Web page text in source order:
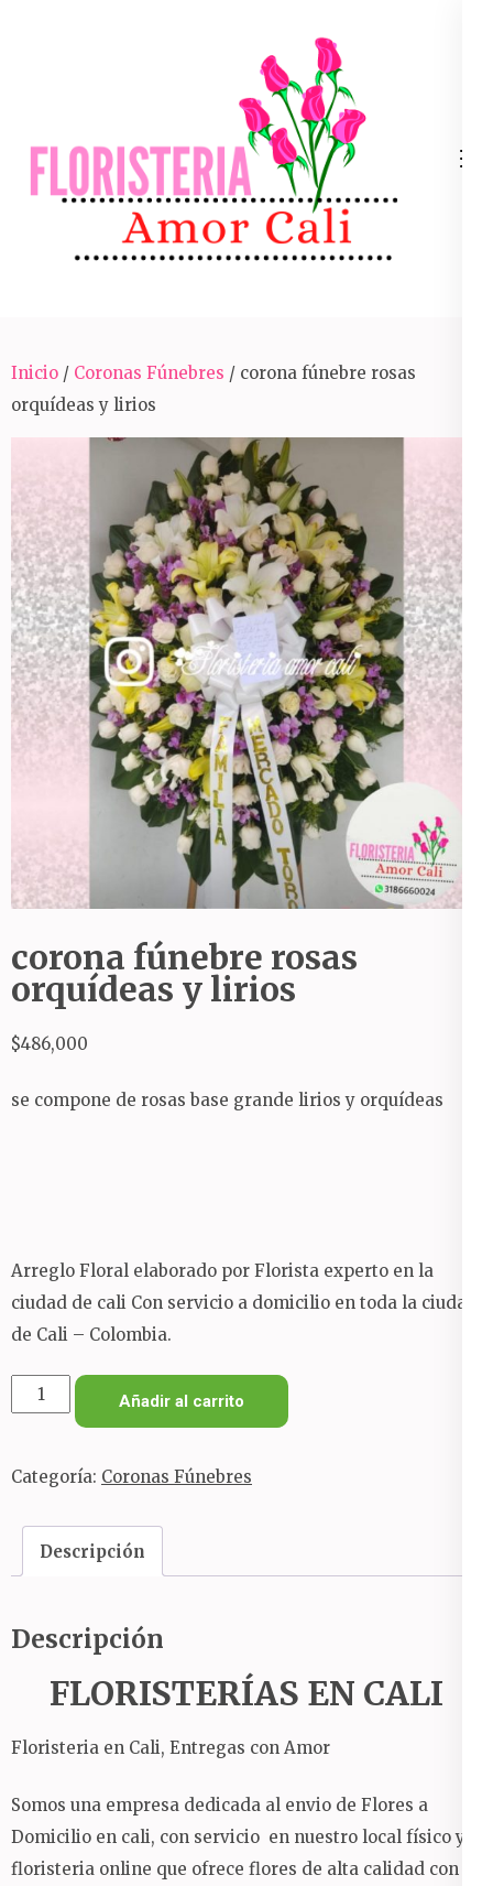
Enter)
Inicio / Coronas Fúnebres / corona fúnebre rosas
orquídeas y lirios
corona fúnebre rosas
orquídeas y lirios
$486,000
se compone de rosas base grande lirios y orquídeas
Arreglo Floral elaborado por Florista experto en la
ciudad de cali Con servicio a domicilio en toda la ciudad
de Cali – Colombia.
corona
orquídeas
lirios
cantidad
Añadir al carrito
Categoría: Coronas Fúnebres
Descripción
Descripción
FLORISTERÍAS EN CALI
Floristeria en Cali, Entregas con Amor
Somos una empresa dedicada al envio de Flores a
Domicilio en cali, con servicio en nuestro local físico y
floristeria online que ofrece flores de alta calidad con